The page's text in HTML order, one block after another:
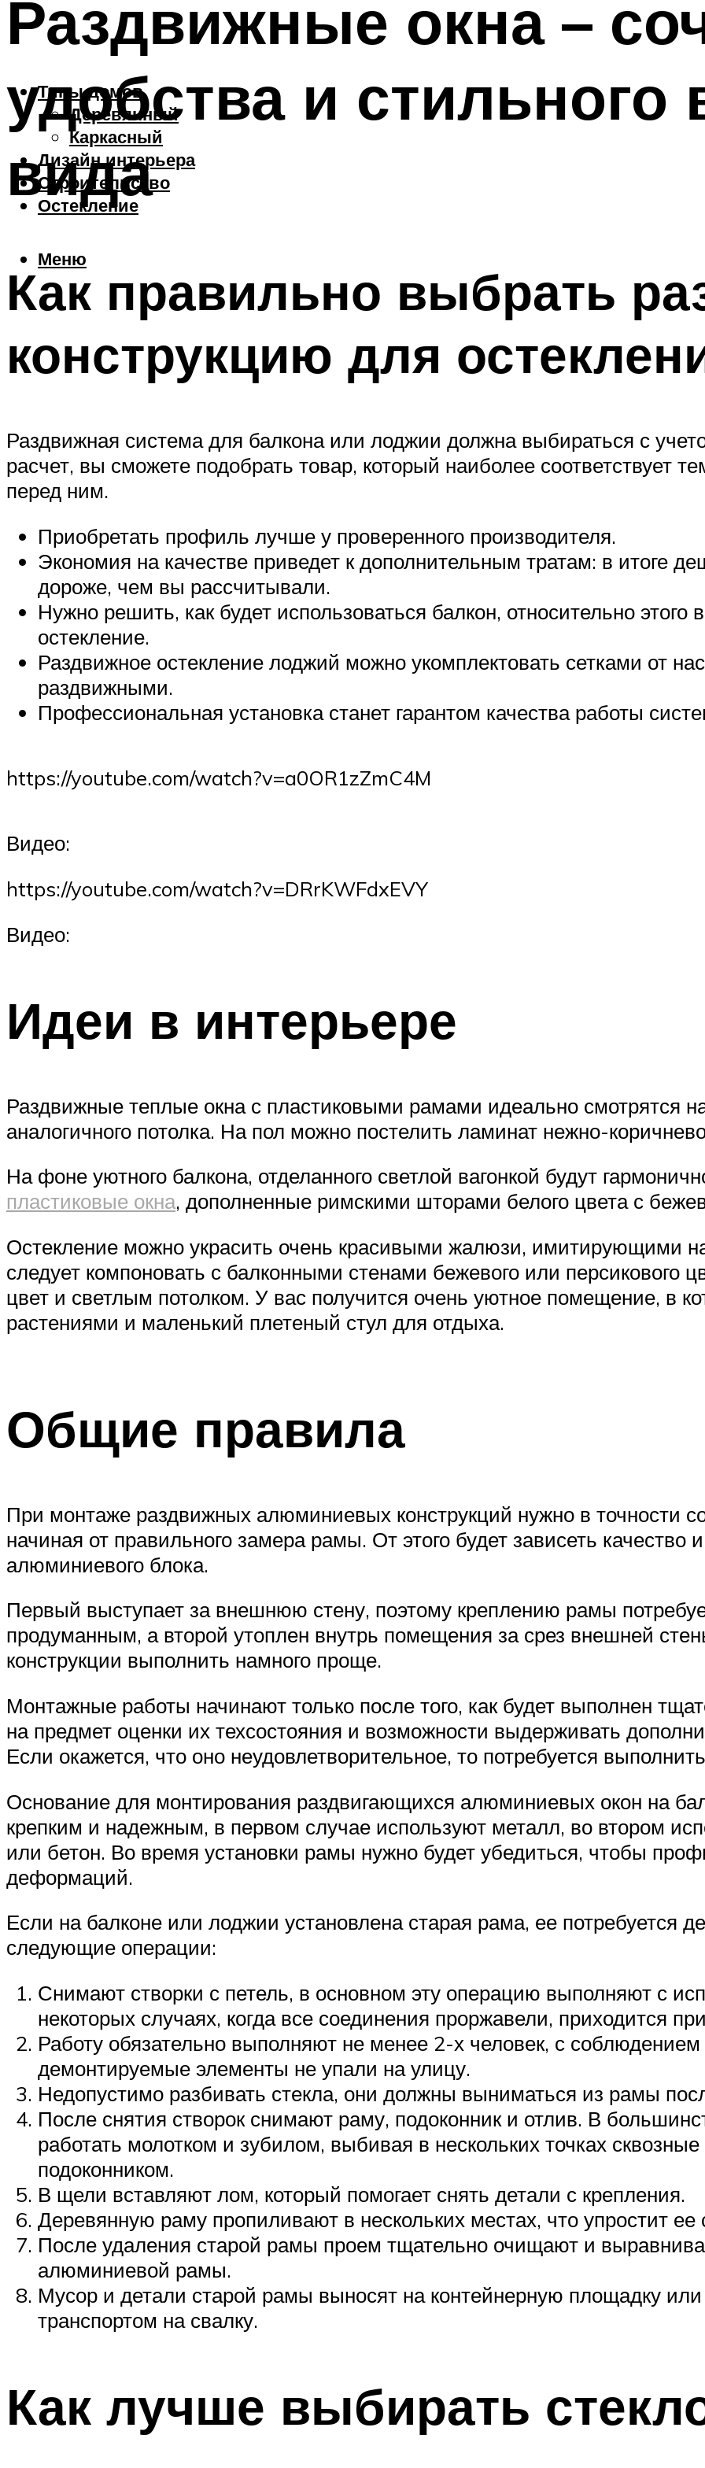
Типы домов
Деревянный
Каркасный
Дизайн интерьера
Строительство
Остекление
Меню
Раздвижные окна –
удобства и стильного
вида
Как правильно выбрать
конструкцию для
Раздвижная система для балкона или лоджии должна выбираться с
расчет, вы сможете подобрать товар, который наиболее соответствует
перед ним.
Приобретать профиль лучше у проверенного производителя.
Экономия на качестве приведет к дополнительным тратам: в итоге
дороже, чем вы рассчитывали.
Нужно решить, как будет использоваться балкон, относительно
остекление.
Раздвижное остекление лоджий можно укомплектовать сетками от
раздвижными.
Профессиональная установка станет гарантом качества работы
https://youtube.com/watch?v=a0OR1zZmC4M
Видео:
https://youtube.com/watch?v=DRrKWFdxEVY
Видео:
Идеи в интерьере
Раздвижные теплые окна с пластиковыми рамами идеально смотрятся
аналогичного потолка. На пол можно постелить ламинат нежно-
На фоне уютного балкона, отделанного светлой вагонкой будут
пластиковые окна, дополненные римскими шторами белого цвета с
Остекление можно украсить очень красивыми жалюзи, имитирующими
следует компоновать с балконными стенами бежевого или персикового
цвет и светлым потолком. У вас получится очень уютное помещение, в
растениями и маленький плетеный стул для отдыха.
Общие правила
При монтаже раздвижных алюминиевых конструкций нужно в точности
начиная от правильного замера рамы. От этого будет зависеть качество
алюминиевого блока.
Первый выступает за внешнюю стену, поэтому креплению рамы
продуманным, а второй утоплен внутрь помещения за срез внешней
конструкции выполнить намного проще.
Монтажные работы начинают только после того, как будет выполнен
на предмет оценки их техсостояния и возможности выдерживать
Если окажется, что оно неудовлетворительное, то потребуется
Основание для монтирования раздвигающихся алюминиевых окон на
крепким и надежным, в первом случае используют металл, во втором
или бетон. Во время установки рамы нужно будет убедиться, чтобы
деформаций.
Если на балконе или лоджии установлена старая рама, ее потребуется
следующие операции:
Снимают створки с петель, в основном эту операцию выполняют с
некоторых случаях, когда все соединения проржавели, приходится
Работу обязательно выполняют не менее 2-х человек, с
демонтируемые элементы не упали на улицу.
Недопустимо разбивать стекла, они должны выниматься из рамы
После снятия створок снимают раму, подоконник и отлив. В
работать молотком и зубилом, выбивая в нескольких точках
подоконником.
В щели вставляют лом, который помогает снять детали с крепления.
Деревянную раму пропиливают в нескольких местах, что упростит
После удаления старой рамы проем тщательно очищают и
алюминиевой рамы.
Мусор и детали старой рамы выносят на контейнерную площадку
транспортом на свалку.
Как лучше выбирать